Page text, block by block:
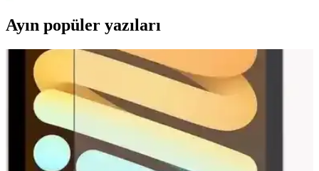
Ayın popüler yazıları